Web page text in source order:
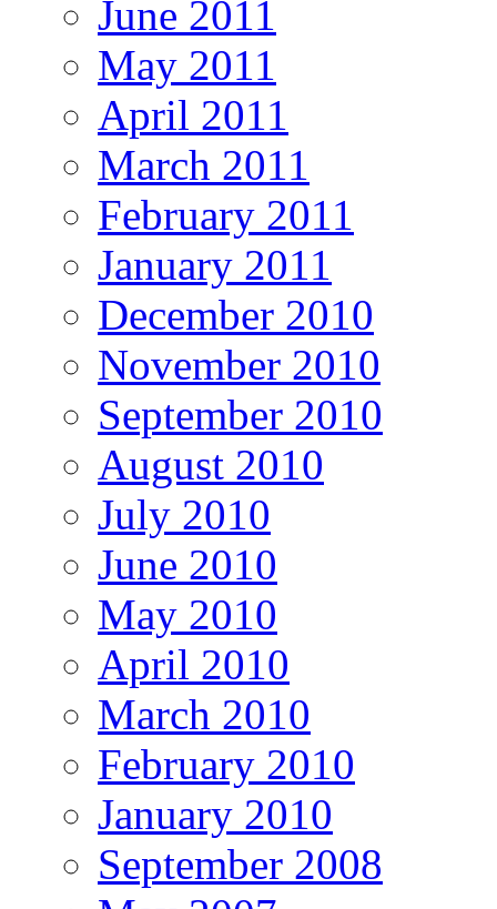
June 2011
May 2011
April 2011
March 2011
February 2011
January 2011
December 2010
November 2010
September 2010
August 2010
July 2010
June 2010
May 2010
April 2010
March 2010
February 2010
January 2010
September 2008